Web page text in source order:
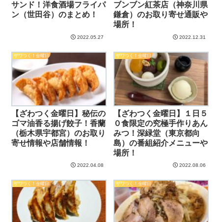
サンド！洋食酒場フライパ
ン（世田谷）のまとめ！
2022.05.27
ブンブン紅茶店（神奈川県
鎌倉）のお取り寄せ通販や
場所！
2022.12.31
ザワつく！金曜日
【ざわつく金曜日】秘伝の
ゴマ油香る揚げ餃子！香蘭
（栃木県宇都宮）のお取り
寄せ情報や店舗情報！
2022.04.08
ザワつく！金曜日
【ざわつく金曜日】１日５
０食限定の究極手作りあん
みつ！深緑堂（東京都向
島）の番組紹介メニューや
場所！
2022.08.06
ザワつく！金曜日 ザワつく！金曜日